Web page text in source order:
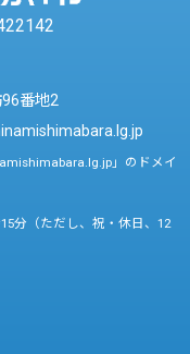
番地2
」のドメイ
分（ただし、祝・休日、12